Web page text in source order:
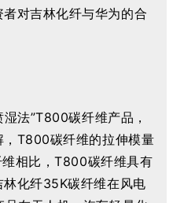
对吉林化纤与华为的合
法”T800碳纤维产品，
，T800碳纤维的拉伸模量
相比，T800碳纤维具有
林化纤35K碳纤维在风电